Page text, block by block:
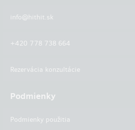
info@hithit.sk
+420 778 738 664
Rezervácia konzultácie
Podmienky
Podmienky použitia